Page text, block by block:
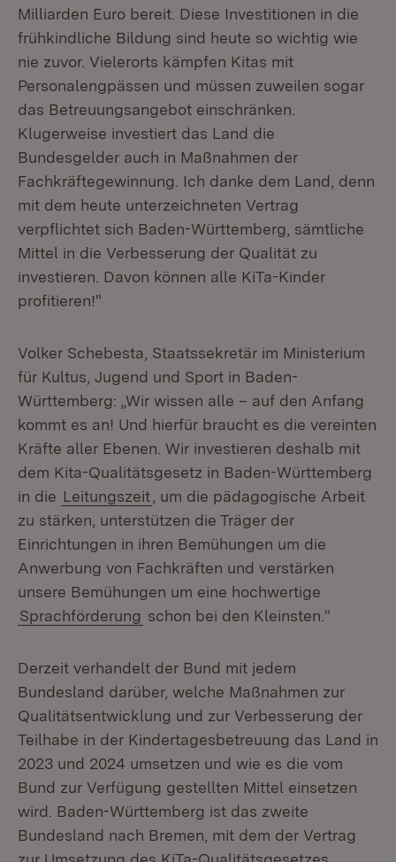
Milliarden Euro bereit. Diese Investitionen in die
frühkindliche Bildung sind heute so wichtig wie
nie zuvor. Vielerorts kämpfen Kitas mit
Personalengpässen und müssen zuweilen sogar
das Betreuungsangebot einschränken.
Klugerweise investiert das Land die
Bundesgelder auch in Maßnahmen der
Fachkräftegewinnung. Ich danke dem Land, denn
mit dem heute unterzeichneten Vertrag
verpflichtet sich Baden-Württemberg, sämtliche
Mittel in die Verbesserung der Qualität zu
investieren. Davon können alle KiTa-Kinder
profitieren!"
Volker Schebesta, Staatssekretär im Ministerium
für Kultus, Jugend und Sport in Baden-
Württemberg: „Wir wissen alle – auf den Anfang
kommt es an! Und hierfür braucht es die vereinten
Kräfte aller Ebenen. Wir investieren deshalb mit
dem Kita-Qualitätsgesetz in Baden-Württemberg
in die Leitungszeit , um die pädagogische Arbeit
zu stärken, unterstützen die Träger der
Einrichtungen in ihren Bemühungen um die
Anwerbung von Fachkräften und verstärken
unsere Bemühungen um eine hochwertige
Sprachförderung schon bei den Kleinsten.“
Derzeit verhandelt der Bund mit jedem
Bundesland darüber, welche Maßnahmen zur
Qualitätsentwicklung und zur Verbesserung der
Teilhabe in der Kindertagesbetreuung das Land in
2023 und 2024 umsetzen und wie es die vom
Bund zur Verfügung gestellten Mittel einsetzen
wird. Baden-Württemberg ist das zweite
Bundesland nach Bremen, mit dem der Vertrag